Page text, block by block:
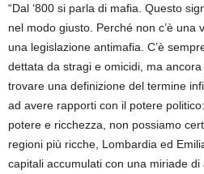
“Dal ‘800 si parla di mafia. Questo
nel modo giusto. Perché non c’è una
una legislazione antimafia. C’è
dettata da stragi e omicidi, ma
trovare una definizione del termine
ad avere rapporti con il potere
potere e ricchezza, non possiamo
regioni più ricche, Lombardia ed
capitali accumulati con una miriade